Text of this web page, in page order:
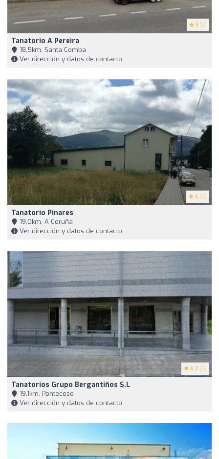
5 (2)
Tanatorio A Pereira
18,5km, Santa Comba
Ver dirección y datos de contacto
5 (5)
Tanatorio Pinares
19,0km, A Coruña
Ver dirección y datos de contacto
4.2 (5)
Tanatorios Grupo Bergantiños S.L
19,1km, Ponteceso
Ver dirección y datos de contacto